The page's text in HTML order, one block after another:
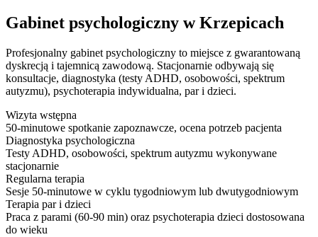
Gabinet psychologiczny w Krzepicach
Profesjonalny gabinet psychologiczny to miejsce z gwarantowaną
dyskrecją i tajemnicą zawodową. Stacjonarnie odbywają się
konsultacje, diagnostyka (testy ADHD, osobowości, spektrum
autyzmu), psychoterapia indywidualna, par i dzieci.
Wizyta wstępna
50-minutowe spotkanie zapoznawcze, ocena potrzeb pacjenta
Diagnostyka psychologiczna
Testy ADHD, osobowości, spektrum autyzmu wykonywane
stacjonarnie
Regularna terapia
Sesje 50-minutowe w cyklu tygodniowym lub dwutygodniowym
Terapia par i dzieci
Praca z parami (60-90 min) oraz psychoterapia dzieci dostosowana
do wieku